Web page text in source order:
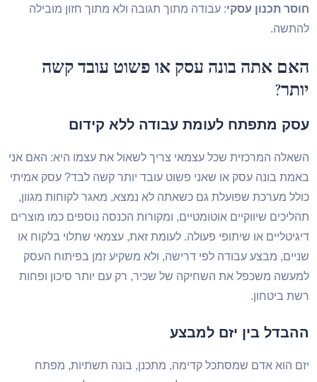
תכנון עסקי: עבודה מתוך תגובה ולא מתוך חזון מובילה
אתה בונה עסק או פשוט עובד קשה
מתפתח לעומת עבודה ללא קידום
המרכזית שכל עצמאי צריך לשאול את עצמו היא: האם אני
בונה עסק או שאני פשוט עובד יותר קשה לבד? עסק אמיתי
מערכת שפועלת גם כשאתה לא נמצא, מאגר לקוחות מגוון,
שיווקיים אוטומטיים, ומקורות הכנסה נוספים כמו מוצרים
או שיתופי פעולה. לעומת זאת, עצמאי שתלוי בלקוח או
מבצע עבודה לפי דרישה, ולא משקיע זמן בפיתוח העסק
משכפל את השחיקה של שכיר, רק עם יותר סיכון ופחות
ביטחון.
בין יזם למבצע
הוא אדם שמסתכל קדימה, מתכנן, בונה תשתיות, מפתח